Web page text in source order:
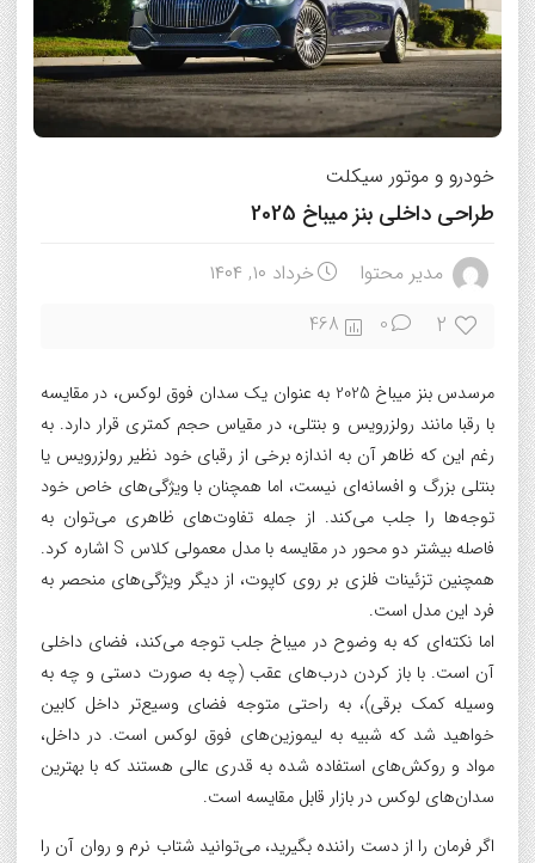
خودرو و موتور سیکلت
طراحی داخلی بنز میباخ 2025
مدیر محتوا خرداد ۱۰, ۱۴۰۴
2
0
468
مرسدس بنز میباخ 2025 به عنوان یک سدان فوق لوکس، در مقایسه
با رقبا مانند رولزرویس و بنتلی، در مقیاس حجم کمتری قرار دارد. به
رغم این که ظاهر آن به اندازه برخی از رقبای خود نظیر رولزرویس یا
بنتلی بزرگ و افسانه‌ای نیست، اما همچنان با ویژگی‌های خاص خود
توجه‌ها را جلب می‌کند. از جمله تفاوت‌های ظاهری می‌توان به
فاصله بیشتر دو محور در مقایسه با مدل معمولی کلاس S اشاره کرد.
همچنین تزئینات فلزی بر روی کاپوت، از دیگر ویژگی‌های منحصر به
فرد این مدل است.
اما نکته‌ای که به وضوح در میباخ جلب توجه می‌کند، فضای داخلی
آن است. با باز کردن درب‌های عقب (چه به صورت دستی و چه به
وسیله کمک برقی)، به راحتی متوجه فضای وسیع‌تر داخل کابین
خواهید شد که شبیه به لیموزین‌های فوق لوکس است. در داخل،
مواد و روکش‌های استفاده شده به قدری عالی هستند که با بهترین
سدان‌های لوکس در بازار قابل مقایسه است.
اگر فرمان را از دست راننده بگیرید، می‌توانید شتاب نرم و روان آن را